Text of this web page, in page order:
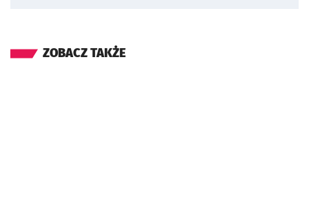
ZOBACZ TAKŻE